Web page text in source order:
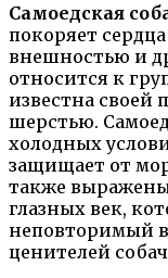
Самоедская
покоряет
внешностью и
относится к
известна своей
шерстью.
холодных
защищает от
также выражены
глазных век,
неповторимый
ценителей